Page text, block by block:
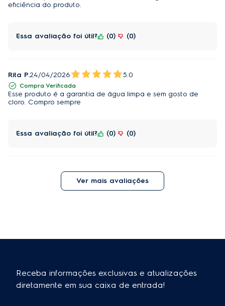
eficiência do produto.
Essa avaliação foi útil? 0 0
Rita P.24/04/2026 5.0
Compra Verificada
Esse produto é a garantia de água limpa e sem gosto de
cloro. Compro sempre
Essa avaliação foi útil? 0 0
Ver mais avaliações
Receba informações exclusivas e atualizações
diretamente em sua caixa de entrada!